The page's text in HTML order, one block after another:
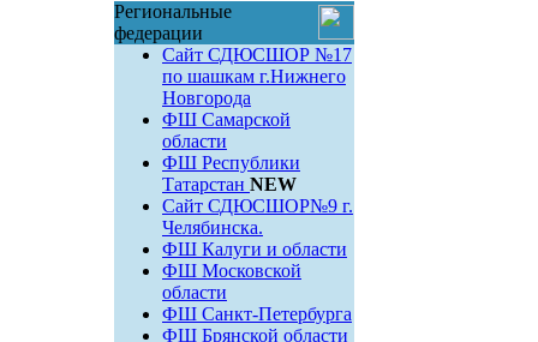
Региональные
федерации
Сайт СДЮСШОР №17
по шашкам г.Нижнего
Новгорода
ФШ Самарской
области
ФШ Республики
Татарстан NEW
Сайт СДЮСШОР№9 г.
Челябинска.
ФШ Калуги и области
ФШ Московской
области
ФШ Санкт-Петербурга
ФШ Брянской области